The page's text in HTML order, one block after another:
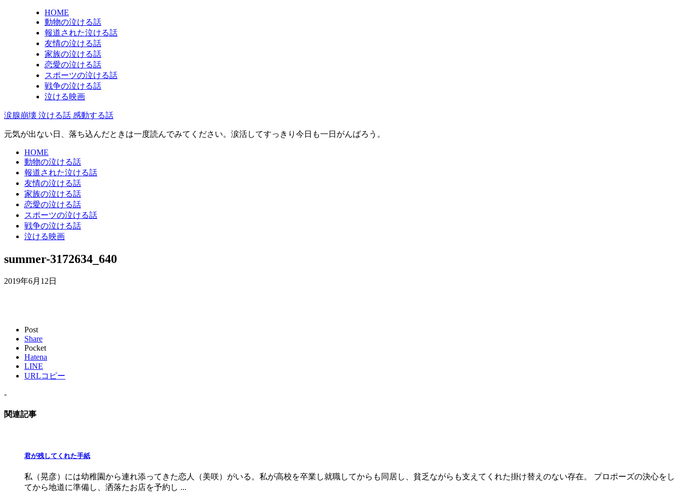
HOME
動物の泣ける話
報道された泣ける話
友情の泣ける話
家族の泣ける話
恋愛の泣ける話
スポーツの泣ける話
戦争の泣ける話
泣ける映画
涙腺崩壊 泣ける話 感動する話
元気が出ない日、落ち込んだときは一度読んでみてください。涙活してすっきり今日も一日がんばろう。
HOME
動物の泣ける話
報道された泣ける話
友情の泣ける話
家族の泣ける話
恋愛の泣ける話
スポーツの泣ける話
戦争の泣ける話
泣ける映画
summer-3172634_640
2019年6月12日
Post
Share
Pocket
Hatena
LINE
URLコピー
-
関連記事
君が残してくれた手紙
私（晃彦）には幼稚園から連れ添ってきた恋人（美咲）がいる。私が高校を卒業し就職してからも同居し、貧乏ながらも支えてくれた掛け替えのない存在。 プロポーズの決心をし
てから地道に準備し、洒落たお店を予約し ...